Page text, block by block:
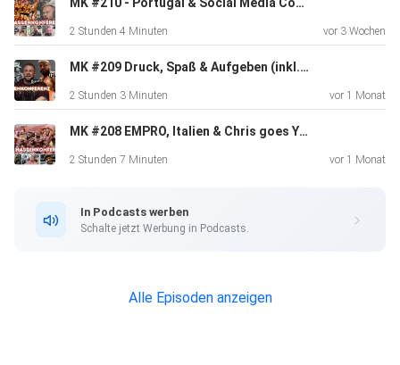
Unterhaltung und können spekulativ, erdacht oder falsch
und meine Gäste erheben keinen Anspruch auf
medizinische
individuelle Informationen zu erhalten
2 Stunden 4 Minuten vor 3 Wochen
MK #209 Druck, Spaß & Aufgeben (inkl. Italien Recap) | CHRIS | REINER
2 Stunden 3 Minuten vor 1 Monat
MK #208 EMPRO, Italien & Chris goes Youtube? | CHRIS | DOM | MAIK
2 Stunden 7 Minuten vor 1 Monat
In Podcasts werben
Schalte jetzt Werbung in Podcasts.
Alle Episoden anzeigen